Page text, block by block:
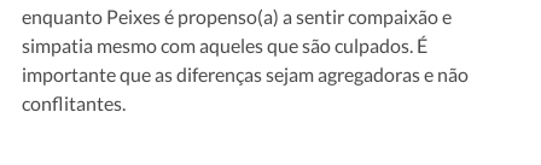
enquanto Peixes é propenso(a) a sentir compaixão e
simpatia mesmo com aqueles que são culpados. É
importante que as diferenças sejam agregadoras e não
conflitantes.